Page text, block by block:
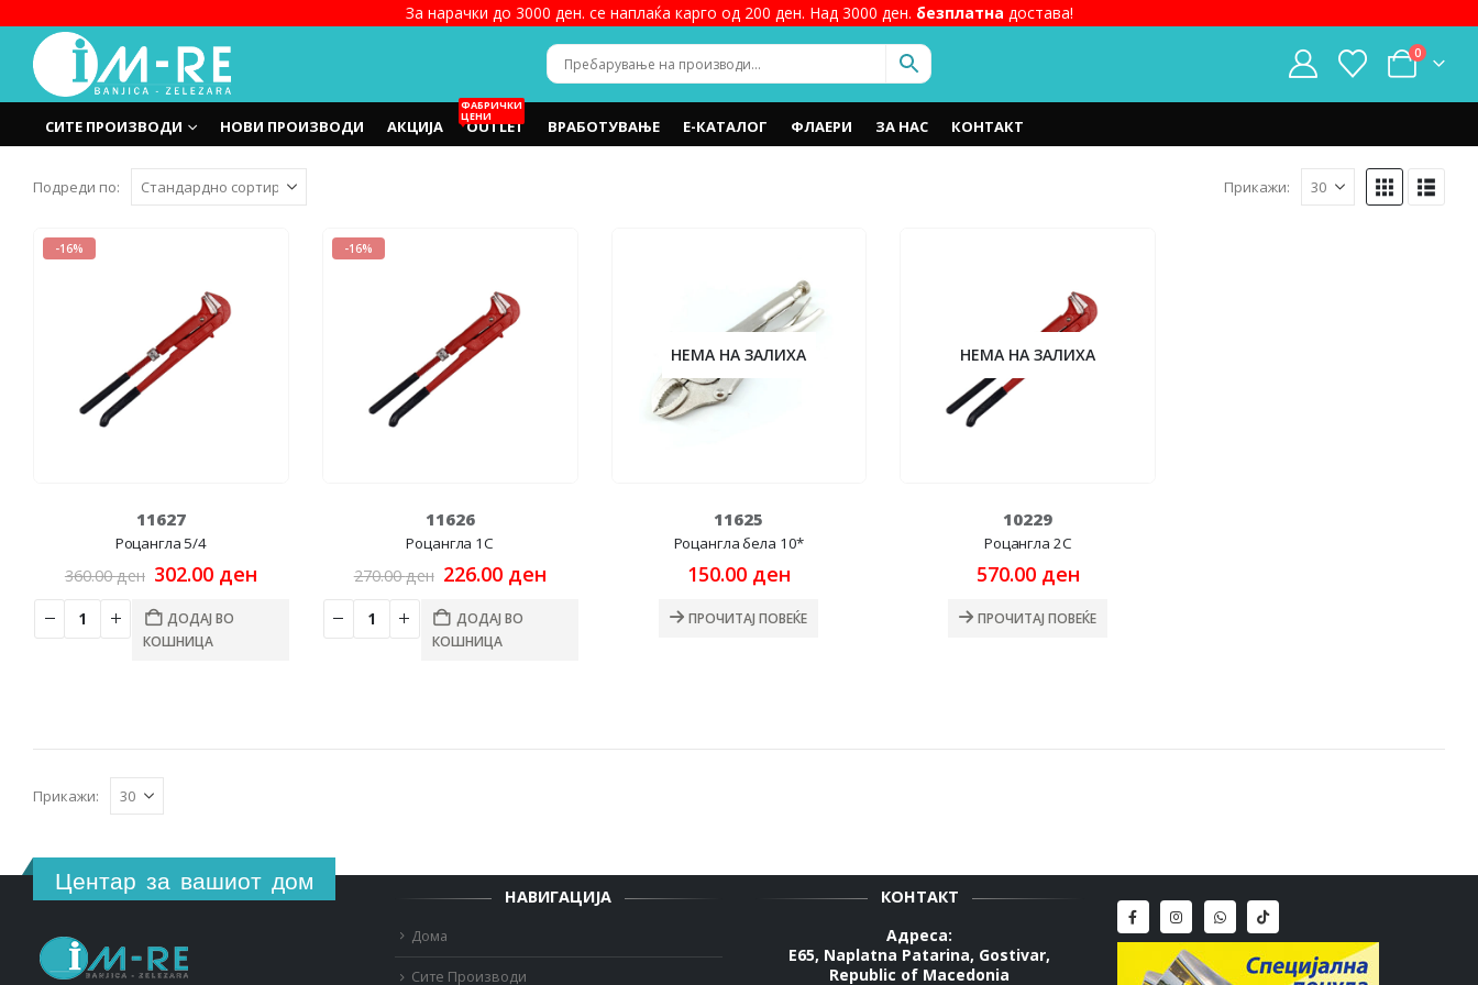
За нарачки до 3000 ден. се наплаќа карго од 200 ден. Над 3000 ден. безплатна достава!
0
СИТЕ ПРОИЗВОДИ НОВИ ПРОИЗВОДИ АКЦИЈА OUTLET
ФАБРИЧКИ
ЦЕНИ
ВРАБОТУВАЊЕ Е-КАТАЛОГ ФЛАЕРИ ЗА НАС КОНТАКТ
Подреди по: Прикажи:
-16%
11627
Роцангла 5/4
360.00ден Original
was:
360.00 ден.
302.00 денCurrent
302.00 ден.
ДОДАЈ ВО
КОШНИЦА
-16%
11626
Роцангла 1C
270.00ден Original
was:
270.00 ден.
226.00 денCurrent
ДОДАЈ ВО
КОШНИЦА
НЕМА НА ЗАЛИХА
11625
Роцангла бела 10*
150.00 ден
ПРОЧИТАЈ ПОВЕЌЕ
НЕМА НА ЗАЛИХА
10229
Роцангла 2C
570.00 ден
ПРОЧИТАЈ ПОВЕЌЕ
Прикажи:
Центар за вашиот дом НАВИГАЦИЈА
Дома
Сите Производи
КОНТАКТ
Адреса:
E65, Naplatna Patarina, Gostivar,
Republic of Macedonia